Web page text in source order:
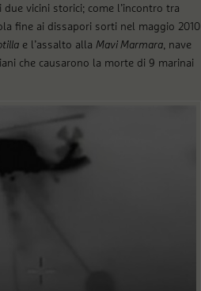
vicini storici; come l’incontro tra
fine ai dissapori sorti nel maggio 2010
e l’assalto alla Mavi Marmara, nave
che causarono la morte di 9 marinai